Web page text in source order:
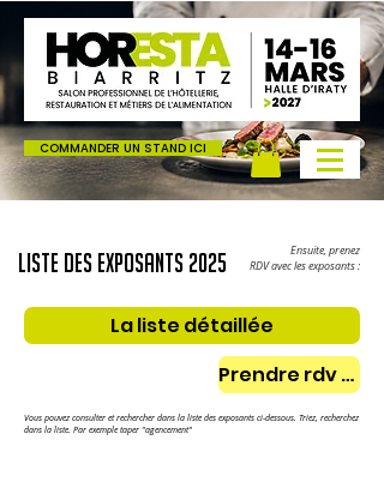
COMMANDER UN STAND ICI
LISTE DES EXPOSANTS 2025
Ensuite, prenez
RDVavec les exposants :
La liste détaillée
Prendre rdv avec un exposant
Vous pouvez consulter et rechercher dans la liste des exposants ci-dessous. Triez, recherchez
dans la liste. Par exemple taper "agencement"